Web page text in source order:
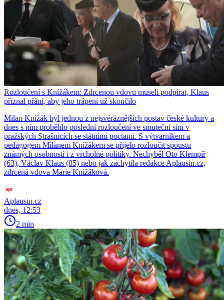
Rozloučení s Knížákem: Zdrcenou vdovu museli podpírat, Klaus
přiznal přání, aby jeho trápení už skončilo
Milan Knížák byl jednou z nejsvéráznějších postav české kultury a
dnes s ním proběhlo poslední rozloučení ve smuteční síni v
pražských Strašnicích se státními poctami. S výtvarníkem a
pedagogem Milanem Knížákem se přijelo rozloučit spoustu
známých osobností i z vrcholné politiky. Nechyběl Oto Klempíř
(63), Václav Klaus (85) nebo jak zachytila redakce Aplausin.cz,
zdrcená vdova Marie Knížáková.
Aplausin.cz
dnes, 12:53
2 min